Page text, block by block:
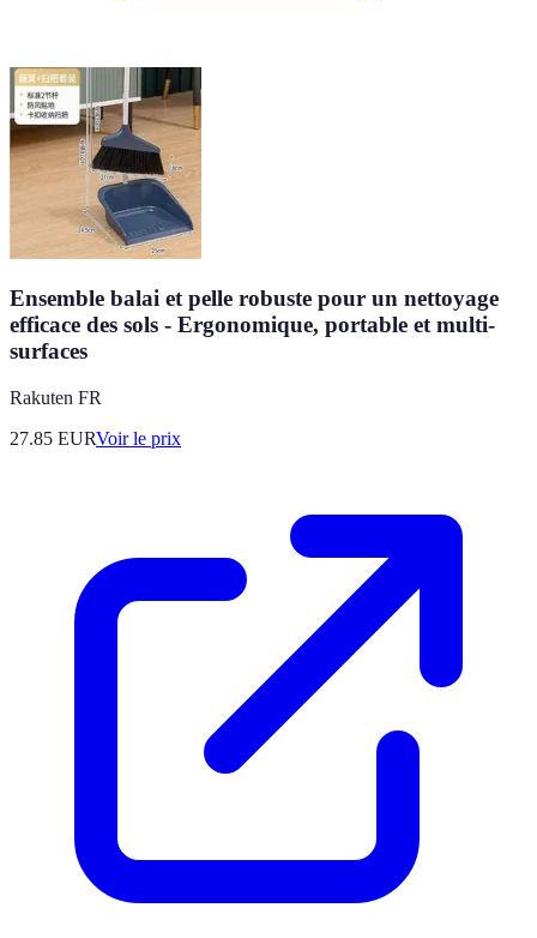
Ensemble balai et pelle robuste pour un nettoyage
efficace des sols - Ergonomique, portable et multi-
surfaces
Rakuten FR
27.85 EURVoir le prix